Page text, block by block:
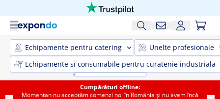
Echipamente pentru catering
Unelte profesionale
Echipamente si consumabile pentru curatenie industriala
Cumpărături offline:
Momentan nu acceptăm comenzi noi în România și nu avem încă